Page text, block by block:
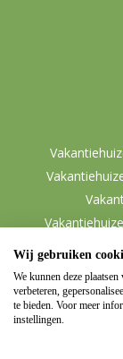
Wij gebruiken
We kunnen deze
verbeteren,
te bieden. Voor meer
instellingen.